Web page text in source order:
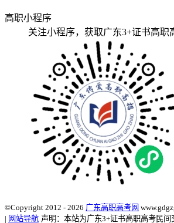
高职小程序
关注小程序，获取广东3+证书高职
©Copyright 2012 - 2026 广东高职高考网
| 网站导航 声明：本站为广东3+证书高职高考民